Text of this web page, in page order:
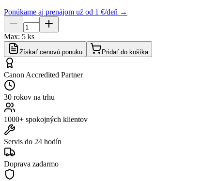
Ponúkame aj prenájom už od 1 €/deň →
Max: 5 ks
Získať cenovú ponuku Pridať do košíka
Canon Accredited Partner
30 rokov na trhu
1000+ spokojných klientov
Servis do 24 hodín
Doprava zadarmo